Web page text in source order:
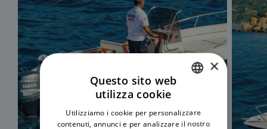
ENGLISH
×
Questo sito web
utilizza cookie
Utilizziamo i cookie per personalizzare
contenuti, annunci e per analizzare il nostro